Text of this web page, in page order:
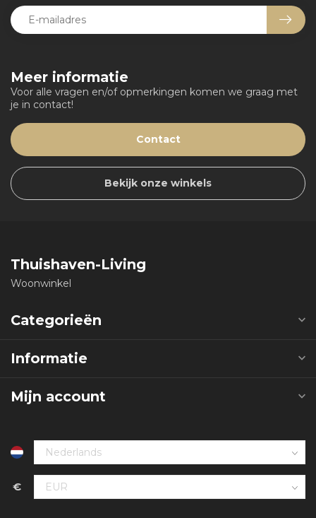
Meer informatie
Voor alle vragen en/of opmerkingen komen we graag met
je in contact!
Contact
Bekijk onze winkels
Thuishaven-Living
Woonwinkel
Categorieën
Informatie
Mijn account
€